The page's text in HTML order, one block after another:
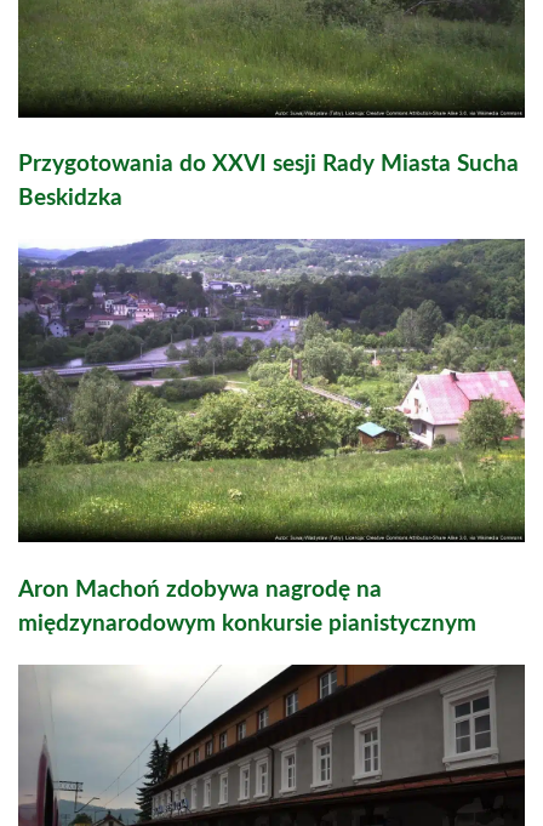
Przygotowania do XXVI sesji Rady Miasta Sucha
Beskidzka
Aron Machoń zdobywa nagrodę na
międzynarodowym konkursie pianistycznym